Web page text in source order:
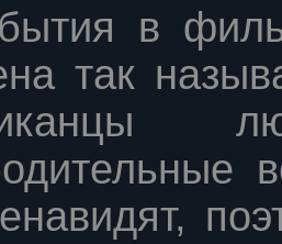
в
так